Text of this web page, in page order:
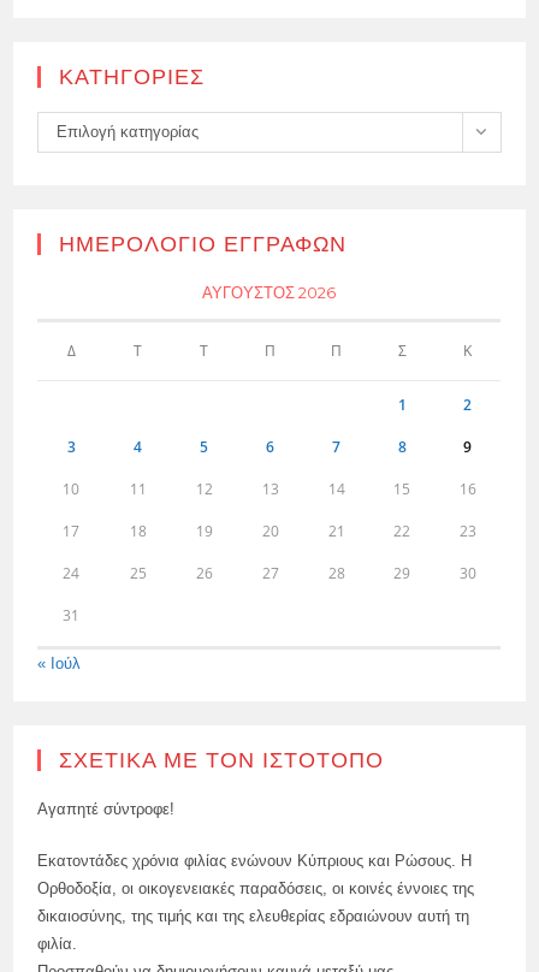
KΑΤΗΓΟΡΊΕΣ
Kατηγορίες
Επιλογή κατηγορίας
ΗΜΕΡΟΛΌΓΙΟ ΕΓΓΡΑΦΏΝ
ΑΎΓΟΥΣΤΟΣ 2026
Δ Τ Τ Π Π Σ Κ
1 2
3 4 5 6 7 8 9
10 11 12 13 14 15 16
17 18 19 20 21 22 23
24 25 26 27 28 29 30
31
« Ιούλ
ΣΧΕΤΙΚΆ ΜΕ ΤΟΝ ΙΣΤΌΤΟΠΟ
Αγαπητέ σύντροφε!
Εκατοντάδες χρόνια φιλίας ενώνουν Κύπριους και Ρώσους. Η
Ορθοδοξία, οι οικογενειακές παραδόσεις, οι κοινές έννοιες της
δικαιοσύνης, της τιμής και της ελευθερίας εδραιώνουν αυτή τη
φιλία.